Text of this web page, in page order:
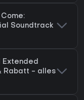
Soundtrack
Extended
Rabatt - alles